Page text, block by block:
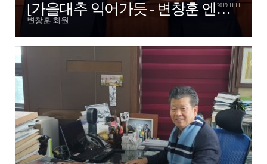
[가을대추 익어가듯 - 변창훈 엔젤님]
변창훈 회원
2019.11.11